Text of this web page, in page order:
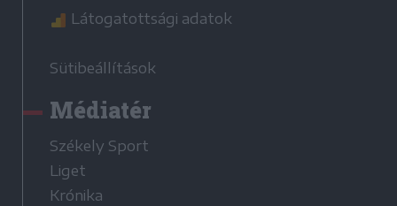
Látogatottsági adatok
Sütibeállítások
Médiatér
Székely Sport
Liget
Krónika